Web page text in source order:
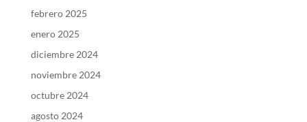
febrero 2025
enero 2025
diciembre 2024
noviembre 2024
octubre 2024
agosto 2024